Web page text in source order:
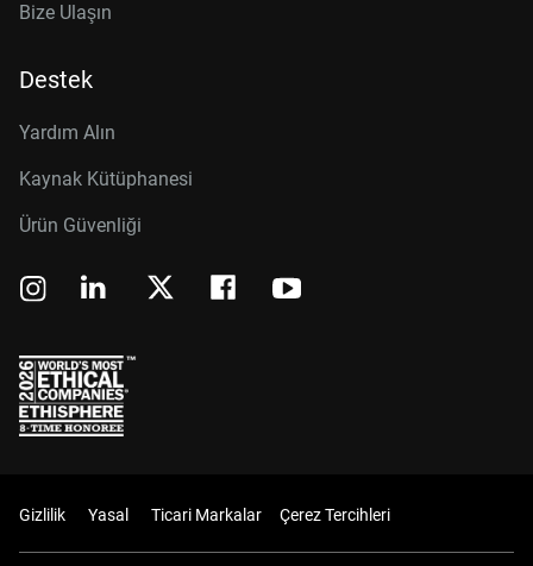
Bize Ulaşın
Destek
Yardım Alın
Kaynak Kütüphanesi
Ürün Güvenliği
Gizlilik Yasal Ticari Markalar Çerez Tercihleri